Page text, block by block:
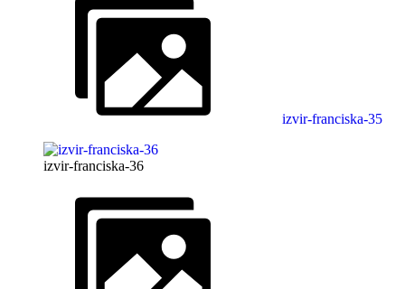
izvir-franciska-35
izvir-franciska-36